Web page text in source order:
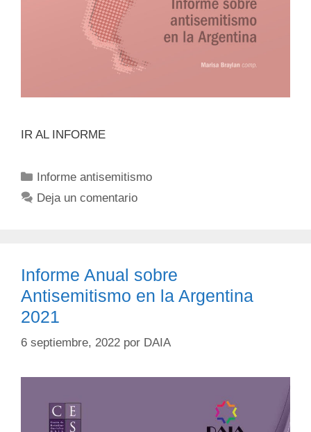
IR AL INFORME
Informe antisemitismo
Deja un comentario
Informe Anual sobre
Antisemitismo en la Argentina
2021
6 septiembre, 2022 por DAIA